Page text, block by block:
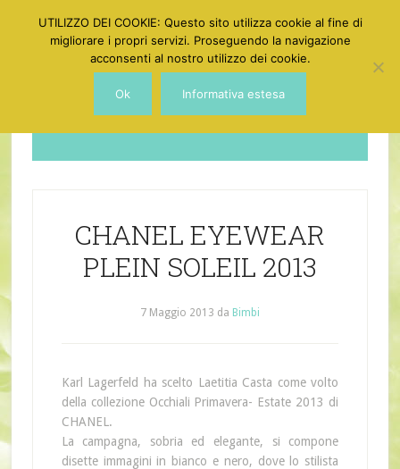
Dotgirl
CHANEL EYEWEAR
PLEIN SOLEIL 2013
7 Maggio 2013 da Bimbi
Karl Lagerfeld ha scelto Laetitia Casta come volto
della collezione Occhiali Primavera- Estate 2013 di
CHANEL.
La campagna, sobria ed elegante, si compone
disette immagini in bianco e nero, dove lo stilista
UTILIZZO DEI COOKIE: Questo sito utilizza cookie al fine di
migliorare i propri servizi. Proseguendo la navigazione
acconsenti al nostro utilizzo dei cookie.
Ok Informativa estesa